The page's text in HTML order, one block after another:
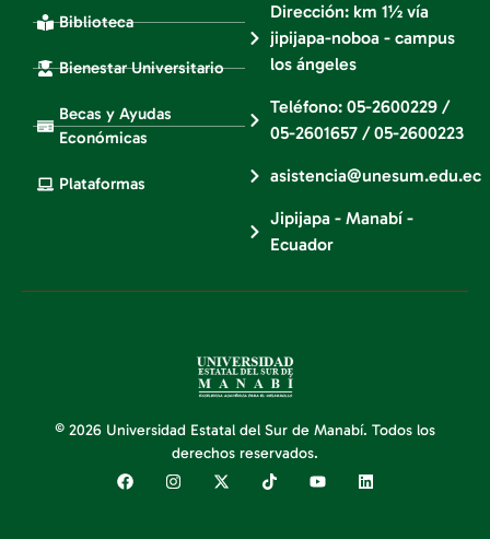
Biblioteca
Bienestar Universitario
Becas y Ayudas
Económicas
Plataformas
Dirección: km 1½ vía
jipijapa-noboa - campus
los ángeles
Teléfono: 05-2600229 /
05-2601657 / 05-2600223
asistencia@unesum.edu.ec
Jipijapa - Manabí -
Ecuador
© 2026 Universidad Estatal del Sur de Manabí. Todos los
derechos reservados.